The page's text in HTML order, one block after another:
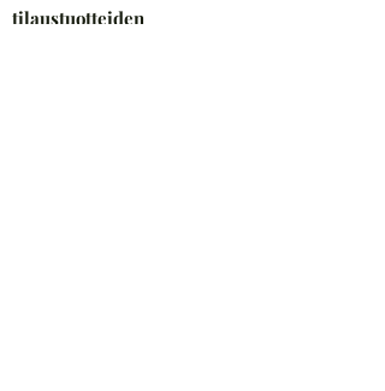
tilaustuotteiden